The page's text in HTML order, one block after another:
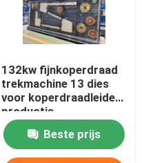
132kw fijnkoperdraad
trekmachine 13 dies
voor koperdraadleiders
productie
Beste prijs